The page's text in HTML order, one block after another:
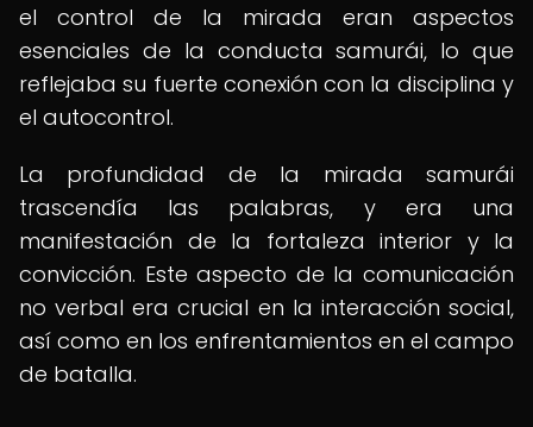
el control de la mirada eran aspectos
esenciales de la conducta samurái, lo que
reflejaba su fuerte conexión con la disciplina y
el autocontrol.
La profundidad de la mirada samurái
trascendía las palabras, y era una
manifestación de la fortaleza interior y la
convicción. Este aspecto de la comunicación
no verbal era crucial en la interacción social,
así como en los enfrentamientos en el campo
de batalla.